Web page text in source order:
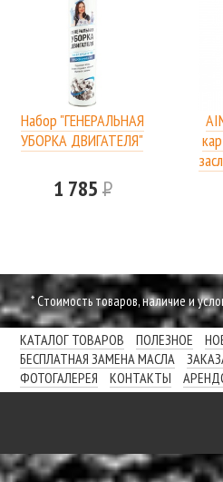
Набор "ГЕНЕРАЛЬНАЯ
УБОРКА ДВИГАТЕЛЯ"
1 785Р
* Cтоимость товаров, наличие и
КАТАЛОГ ТОВАРОВ ПОЛЕЗНОЕ
БЕСПЛАТНАЯ ЗАМЕНА МАСЛА
ФОТОГАЛЕРЕЯ
КОНТАКТЫ